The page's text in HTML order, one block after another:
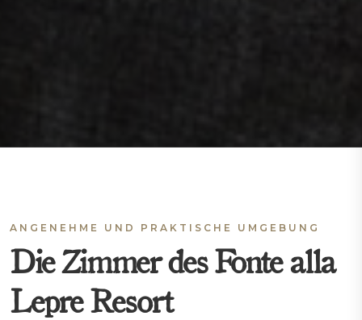
ANGENEHME UND PRAKTISCHE UMGEBUNG
Die Zimmer des Fonte alla
Lepre Resort